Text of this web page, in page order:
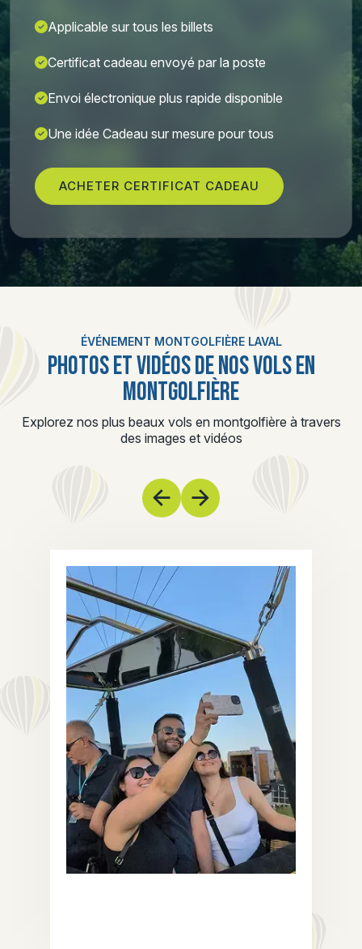
Applicable sur tous les billets
Certificat cadeau envoyé par la poste
Envoi électronique plus rapide disponible
Une idée Cadeau sur mesure pour tous
ACHETER CERTIFICAT CADEAU
ÉVÉNEMENT MONTGOLFIÈRE LAVAL
PHOTOS ET VIDÉOS DE NOS VOLS EN
MONTGOLFIÈRE
Explorez nos plus beaux vols en montgolfière à travers
des images et vidéos